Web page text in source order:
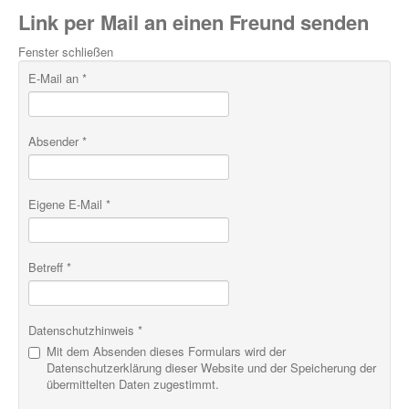
Link per Mail an einen Freund senden
Fenster schließen
E-Mail an *
Absender *
Eigene E-Mail *
Betreff *
Datenschutzhinweis *
Mit dem Absenden dieses Formulars wird der
Datenschutzerklärung dieser Website und der Speicherung der
übermittelten Daten zugestimmt.